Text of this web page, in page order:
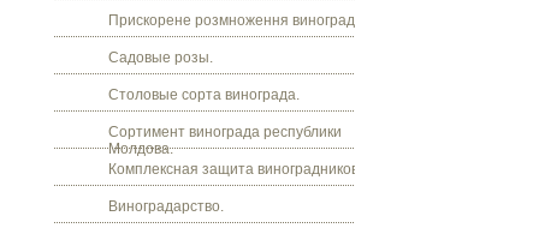
Прискорене розмноження винограду.
Садовые розы.
Столовые сорта винограда.
Сортимент винограда республики
Молдова.
Комплексная защита виноградников.
Виноградарство.